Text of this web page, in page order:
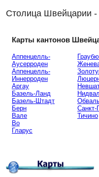
Столица Швейцарии -
Карты кантонов
Аппенцелль-
Аусерроден
Аппенцелль-
Иннерроден
Аргау
Базель-Ланд
Базель-Штадт
Берн
Вале
Во
Гларус
Санкт-
Тичино